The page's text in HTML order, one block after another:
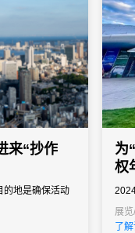
来“抄作
的地是确保活动
吸引力，还直
心挑选的目的
为
权
行
来
展
了